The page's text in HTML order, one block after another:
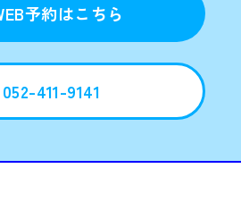
予約はこちら
052-411-9141